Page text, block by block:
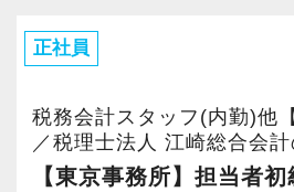
後の休みを取得しやすいよ
また、資格試験に向け勉強中
り、試験日を含め約10日以
実績もあります。
■採用ページ
向上を目指し、「東京事務
行っています。
東京事務所は渋谷駅から徒
り、15名の社員が在席して
担当者中級クラスのポジシ
正社員
税務会計スタッフ(内勤)他
／税理士法人 江崎総合会
【東京事務所】担当者